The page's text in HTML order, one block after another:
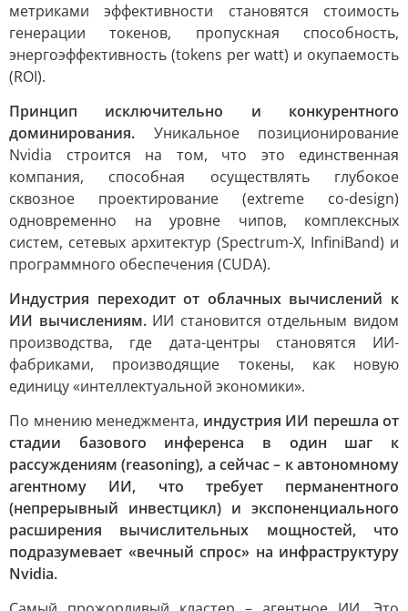
метриками эффективности становятся стоимость
генерации токенов, пропускная способность,
энергоэффективность (tokens per watt) и окупаемость
(ROI).
Принцип исключительно и конкурентного
доминирования. Уникальное позиционирование
Nvidia строится на том, что это единственная
компания, способная осуществлять глубокое
сквозное проектирование (extreme co-design)
одновременно на уровне чипов, комплексных
систем, сетевых архитектур (Spectrum-X, InfiniBand) и
программного обеспечения (CUDA).
Индустрия переходит от облачных вычислений к
ИИ вычислениям.ИИ становится отдельным видом
производства, где дата-центры становятся ИИ-
фабриками, производящие токены, как новую
единицу «интеллектуальной экономики».
По мнению менеджмента, индустрия ИИ перешла от
стадии базового инференса в один шаг к
рассуждениям (reasoning), а сейчас – к автономному
агентному ИИ, что требует перманентного
(непрерывный инвестцикл) и экспоненциального
расширения вычислительных мощностей, что
подразумевает «вечный спрос» на инфраструктуру
Nvidia.